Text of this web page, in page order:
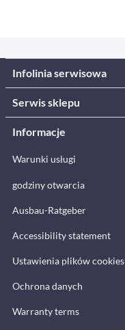
Infolinia serwisowa
Serwis sklepu
Informacje
Warunki usługi
godziny otwarcia
Ausbau-Ratgeber
Accessibility statement
Ustawienia plików cookies
Ochrona danych
Warranty terms